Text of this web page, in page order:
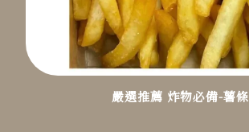
嚴選推薦 炸物必備-薯條